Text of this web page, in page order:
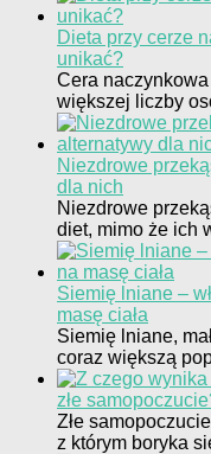
Dieta przy cerze
unikać?
Cera
większej liczby
Niezdrowe
dla nich
Niezdrowe
diet, mimo że ich
Siemię lniane –
masę ciała
Siemię lniane,
coraz większą
złe
Złe
z którym boryka